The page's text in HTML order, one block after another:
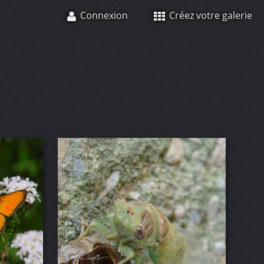
Connexion Créez votre galerie